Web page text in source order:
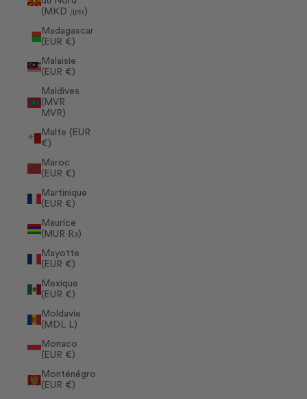
(MKD ден)
Madagascar
(EUR €)
Malaisie
(EUR €)
Maldives
(MVR
MVR)
Malte (EUR
€)
Maroc
(EUR €)
Martinique
(EUR €)
Maurice
(MUR ₨)
Mayotte
(EUR €)
Mexique
(EUR €)
Moldavie
(MDL L)
Monaco
(EUR €)
Monténégro
(EUR €)